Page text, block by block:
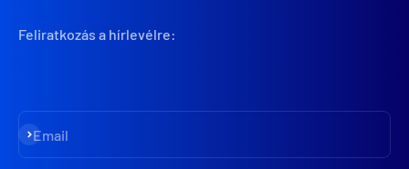
Feliratkozás a hírlevélre:
Email
Iratkozz fel